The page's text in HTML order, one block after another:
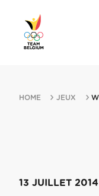
HOME JEUX
13 JUILLET 2014